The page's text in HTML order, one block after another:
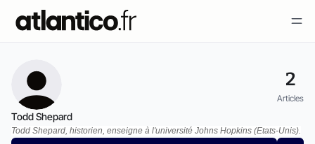
2
Articles
Todd Shepard
Todd Shepard, historien, enseigne à l'université Johns Hopkins (Etats-Unis).